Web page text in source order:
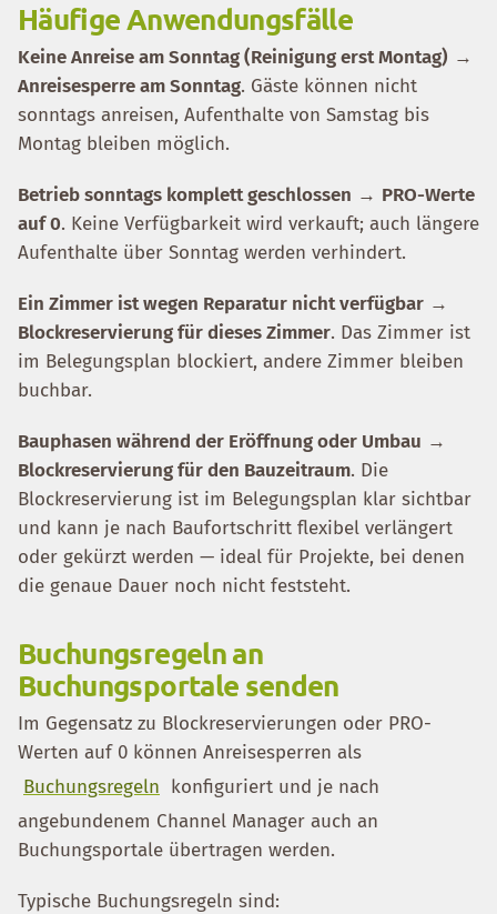
Häufige Anwendungsfälle
Keine Anreise am Sonntag (Reinigung erst Montag) →
Anreisesperre am Sonntag. Gäste können nicht
sonntags anreisen, Aufenthalte von Samstag bis
Montag bleiben möglich.
Betrieb sonntags komplett geschlossen → PRO-Werte
auf 0. Keine Verfügbarkeit wird verkauft; auch längere
Aufenthalte über Sonntag werden verhindert.
Ein Zimmer ist wegen Reparatur nicht verfügbar →
Blockreservierung für dieses Zimmer. Das Zimmer ist
im Belegungsplan blockiert, andere Zimmer bleiben
buchbar.
Bauphasen während der Eröffnung oder Umbau →
Blockreservierung für den Bauzeitraum. Die
Blockreservierung ist im Belegungsplan klar sichtbar
und kann je nach Baufortschritt flexibel verlängert
oder gekürzt werden — ideal für Projekte, bei denen
die genaue Dauer noch nicht feststeht.
Buchungsregeln an
Buchungsportale senden
Im Gegensatz zu Blockreservierungen oder PRO-
Werten auf 0 können Anreisesperren als
Buchungsregeln konfiguriert und je nach
angebundenem Channel Manager auch an
Buchungsportale übertragen werden.
Typische Buchungsregeln sind: